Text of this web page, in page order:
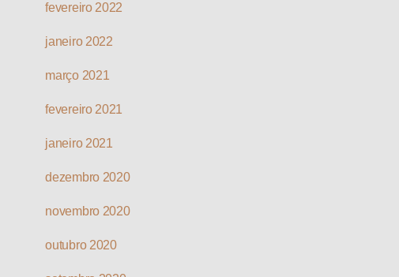
fevereiro 2022
janeiro 2022
março 2021
fevereiro 2021
janeiro 2021
dezembro 2020
novembro 2020
outubro 2020